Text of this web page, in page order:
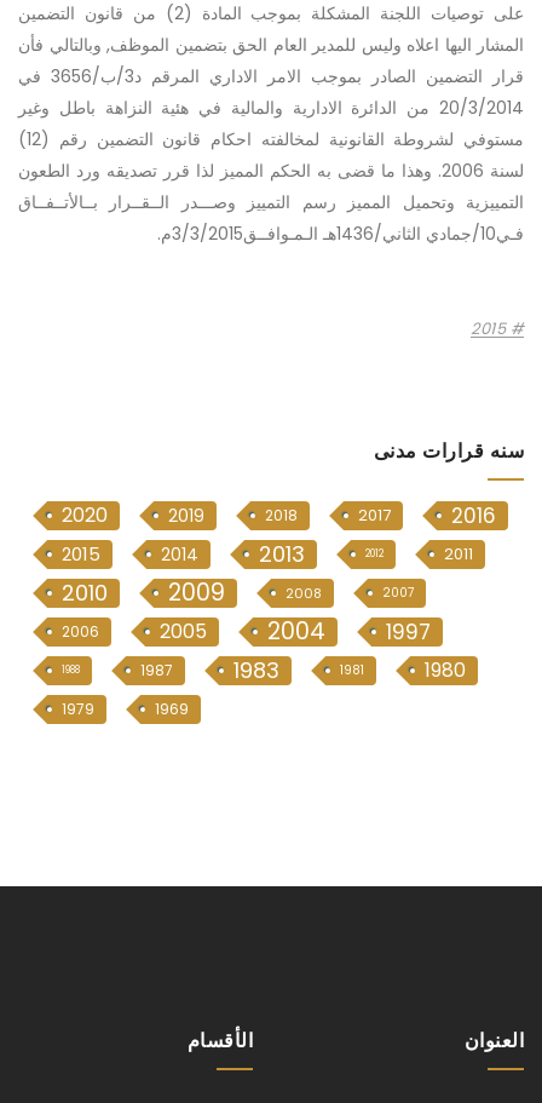
على توصيات اللجنة المشكلة بموجب المادة (2) من قانون التضمين
المشار اليها اعلاه وليس للمدير العام الحق بتضمين الموظف, وبالتالي فأن
قرار التضمين الصادر بموجب الامر الاداري المرقم د3/ب/3656 في
20/3/2014 من الدائرة الادارية والمالية في هئية النزاهة باطل وغير
مستوفي لشروطة القانونية لمخالفته احكام قانون التضمين رقم (12)
لسنة 2006. وهذا ما قضى به الحكم المميز لذا قرر تصديقه ورد الطعون
التمييزية وتحميل المميز رسم التمييز وصـــدر الــقــرار بــالأتــفــاق
فـي10/جمادي الثاني/1436هـ الـمـوافــق3/3/2015م.
2015
سنە قرارات مدنی
2020 2019 2018 2017 2016
2015 2014 2013 2012 2011
2010 2009 2008 2007
2006 2005 2004 1997
1988 1987 1983 1981 1980
1979 1969
العنوان الأقسام